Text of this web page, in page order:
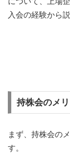
入会の経験から
持株会のメ
まず、持株会の
す。